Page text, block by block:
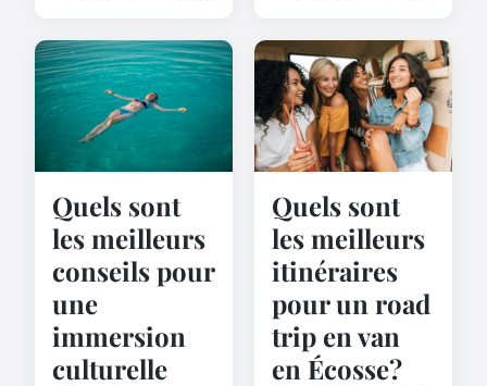
Quels sont
les meilleurs
conseils pour
une
immersion
culturelle
Quels sont
les meilleurs
itinéraires
pour un road
trip en van
en Écosse?